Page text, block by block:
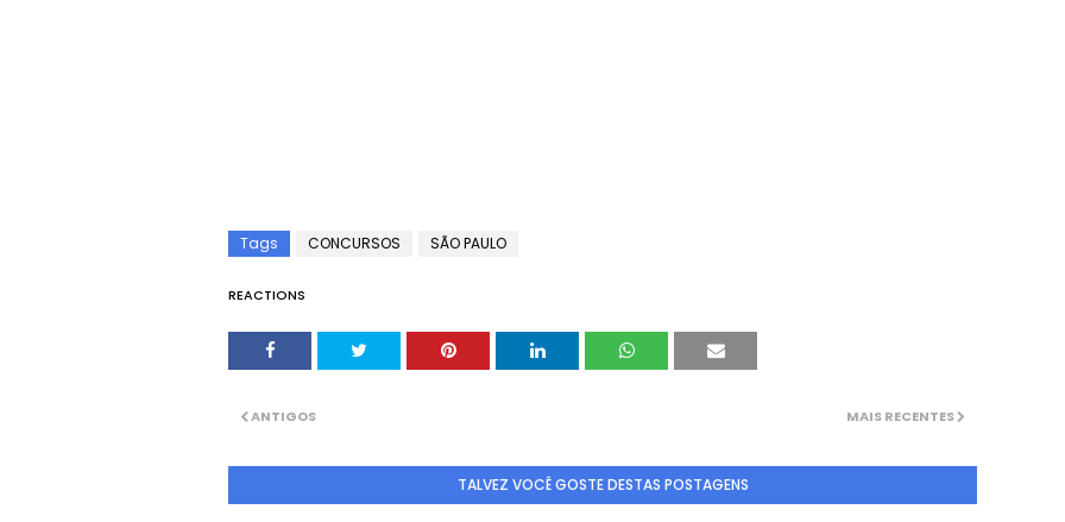
Tags CONCURSOS SÃO PAULO
REACTIONS
MAIS RECENTES
ANTIGOS
TALVEZ VOCÊ GOSTE DESTAS POSTAGENS